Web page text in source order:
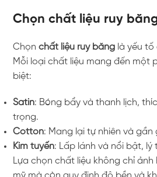
Chọn chất liệu ruy
Chọnchất liệu ruy băng là yếu tố
Mỗi loại chất liệu mang đến một
biệt:
Satin: Bóng bẩy và thanh lịch,
trọng.
Cotton: Mang lại tự nhiên và gần
Kim tuyến: Lấp lánh và nổi bật, lý
Lựa chọn chất liệu không chỉ